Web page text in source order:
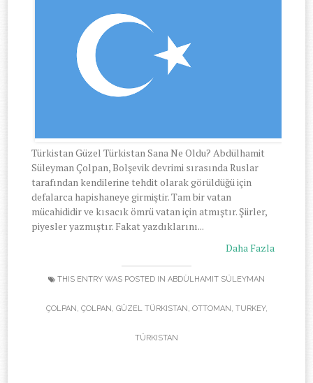
Türkistan Güzel Türkistan Sana Ne Oldu? Abdülhamit
Süleyman Çolpan, Bolşevik devrimi sırasında Ruslar
tarafından kendilerine tehdit olarak görüldüğü için
defalarca hapishaneye girmiştir. Tam bir vatan
mücahididir ve kısacık ömrü vatan için atmıştır. Şiirler,
piyesler yazmıştır. Fakat yazdıklarını...
Daha Fazla
THIS ENTRY WAS POSTED IN ABDÜLHAMIT SÜLEYMAN
ÇOLPAN, ÇOLPAN, GÜZEL TÜRKISTAN, OTTOMAN, TURKEY,
TÜRKISTAN